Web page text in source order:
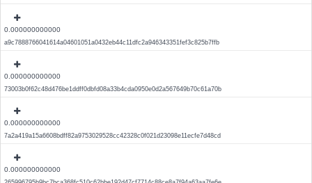
0.000000000000
a9c7888766041614a04601051a0432eb44c11dfc2a946343351fef3c825b7ffb
0.000000000000
73003b0f62c48d476be1ddff0dbfd08a33b4cda0950e0d2a567649b70c61a70b
0.000000000000
7a2a419a15a6608bdff82a9753029528cc42328c0f021d23098e11ecfe7d48cd
0.000000000000